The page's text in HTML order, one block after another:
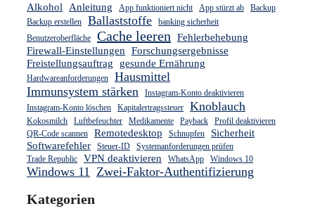
Alkohol Anleitung App funktioniert nicht App stürzt ab
Backup
Backup erstellen
Ballaststoffe
banking sicherheit
Benutzeroberfläche
Cache leeren Fehlerbehebung
Firewall-Einstellungen Forschungsergebnisse
Freistellungsauftrag
gesunde Ernährung
Hardwareanforderungen
Hausmittel
Immunsystem stärken
Instagram-Konto deaktivieren
Instagram-Konto löschen
Kapitalertragssteuer Knoblauch
Kokosmilch Luftbefeuchter Medikamente Payback
Profil deaktivieren
QR-Code scannen
Remotedesktop Schnupfen
Sicherheit
Softwarefehler
Steuer-ID
Systemanforderungen prüfen
Trade Republic
VPN deaktivieren WhatsApp Windows 10
Windows 11 Zwei-Faktor-Authentifizierung
Kategorien